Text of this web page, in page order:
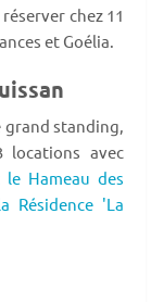
chez 11
et Goélia.
grand standing,
locations avec
Hameau des
Résidence 'La